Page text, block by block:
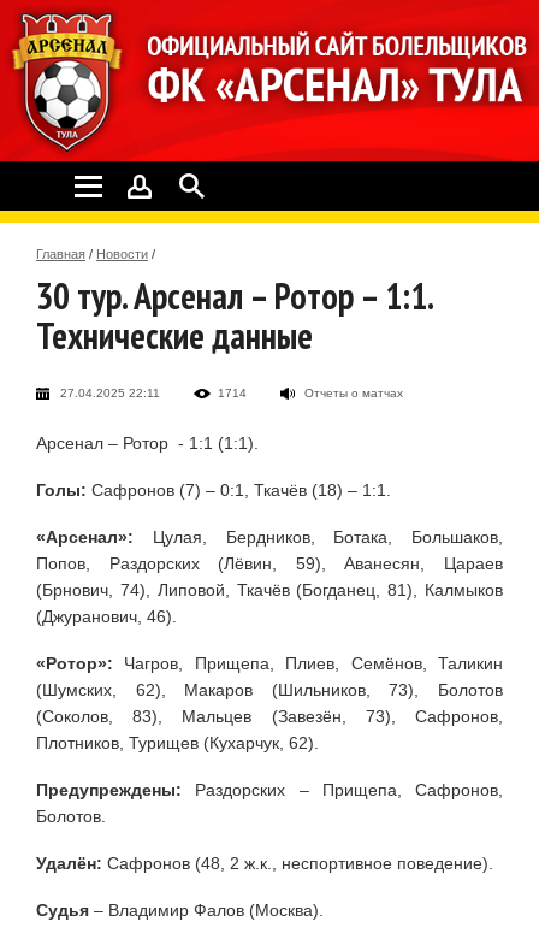
Главная / Новости /
30 тур. Арсенал – Ротор – 1:1.
Технические данные
27.04.2025 22:11 1714 Отчеты о матчах
Арсенал – Ротор - 1:1 (1:1).
Голы: Сафронов (7) – 0:1, Ткачёв (18) – 1:1.
«Арсенал»: Цулая, Бердников, Ботака, Большаков,
Попов, Раздорских (Лёвин, 59), Аванесян, Цараев
(Брнович, 74), Липовой, Ткачёв (Богданец, 81), Калмыков
(Джуранович, 46).
«Ротор»: Чагров, Прищепа, Плиев, Семёнов, Таликин
(Шумских, 62), Макаров (Шильников, 73), Болотов
(Соколов, 83), Мальцев (Завезён, 73), Сафронов,
Плотников, Турищев (Кухарчук, 62).
Предупреждены: Раздорских – Прищепа, Сафронов,
Болотов.
Удалён: Сафронов (48, 2 ж.к., неспортивное поведение).
Судья – Владимир Фалов (Москва).